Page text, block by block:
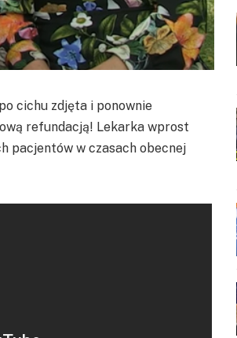
cichu zdjęta i ponownie
refundacją! Lekarka wprost
pacjentów w czasach obecnej